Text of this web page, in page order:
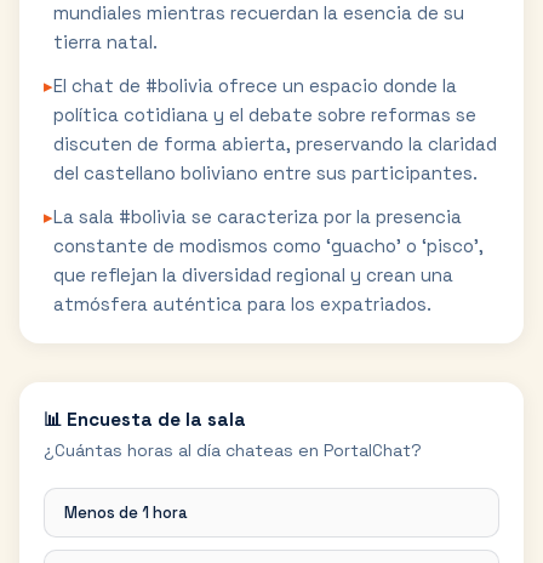
mundiales mientras recuerdan la esencia de su
tierra natal.
▸El chat de #bolivia ofrece un espacio donde la
política cotidiana y el debate sobre reformas se
discuten de forma abierta, preservando la claridad
del castellano boliviano entre sus participantes.
▸La sala #bolivia se caracteriza por la presencia
constante de modismos como ‘guacho’ o ‘pisco’,
que reflejan la diversidad regional y crean una
atmósfera auténtica para los expatriados.
📊 Encuesta de la sala
¿Cuántas horas al día chateas en PortalChat?
Menos de 1 hora